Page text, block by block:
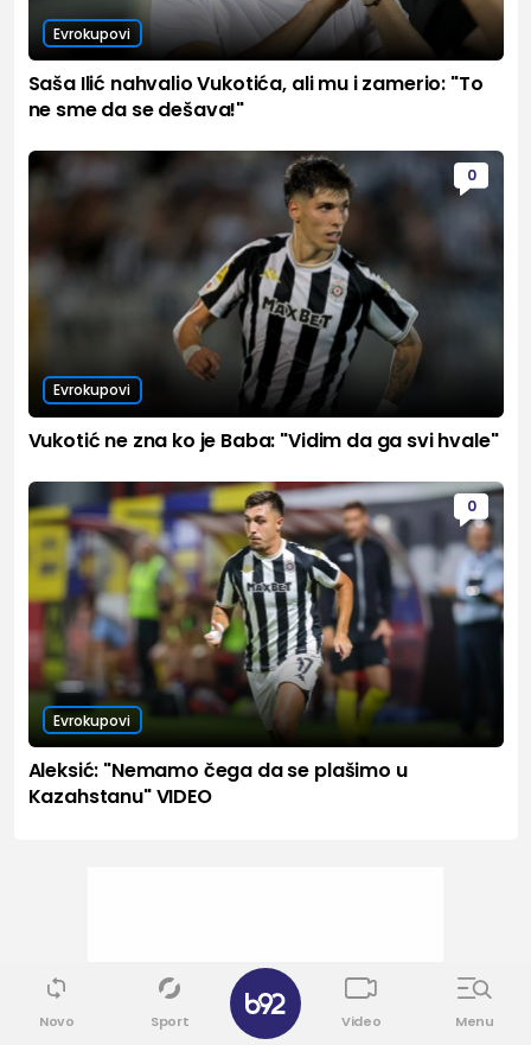
Evrokupovi
Saša Ilić nahvalio Vukotića, ali mu i zamerio: "To
ne sme da se dešava!"
0
Evrokupovi
Vukotić ne zna ko je Baba: "Vidim da ga svi hvale"
0
Evrokupovi
Aleksić: "Nemamo čega da se plašimo u
Kazahstanu" VIDEO
Novo Sport Video Menu